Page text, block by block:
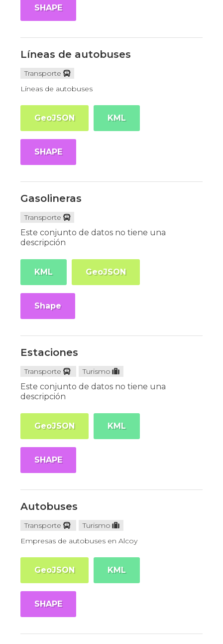
SHAPE
Líneas de autobuses
Transporte
Líneas de autobuses
GeoJSON KML
SHAPE
Gasolineras
Transporte
Este conjunto de datos no tiene una
descripción
KML GeoJSON
Shape
Estaciones
Transporte Turismo
Este conjunto de datos no tiene una
descripción
GeoJSON KML
SHAPE
Autobuses
Transporte
Turismo
Empresas de autobuses en Alcoy
GeoJSON KML
SHAPE